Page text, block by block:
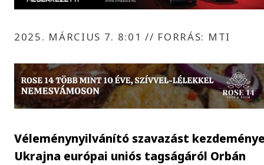
2025. MÁRCIUS 7. 8:01// FORRÁS: MTI
Véleménynyilvánító szavazást
Ukrajna európai uniós tagságáról Orbán